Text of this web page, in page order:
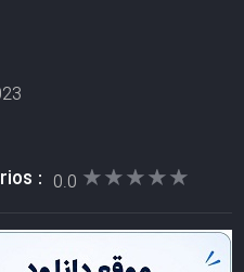
: 0.0 ★★★★★
★★★★★